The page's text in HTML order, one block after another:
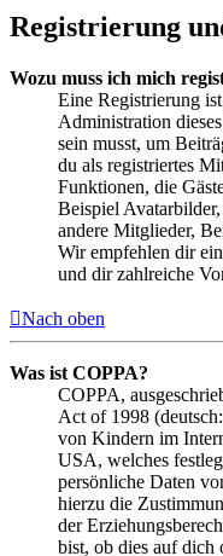
Registrierung
Wozu muss ich mich
Eine Registrierung
Administration
sein musst, um
du als registriertes
Funktionen, die
Beispiel
andere Mitglieder,
Wir empfehlen dir
und dir zahlreiche
Nach oben
Was ist COPPA?
COPPA,
Act of 1998
von Kindern im
USA, welches
persönliche Daten
hierzu die
der
bist, ob dies auf dich